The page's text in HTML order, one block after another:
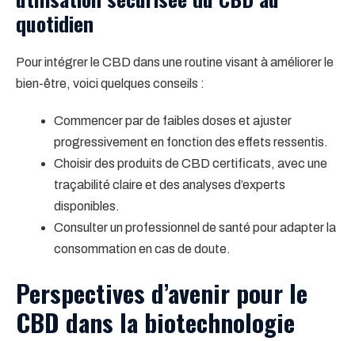
quotidien
Pour intégrer le CBD dans une routine visant à améliorer le
bien-être, voici quelques conseils :
Commencer par de faibles doses et ajuster
progressivement en fonction des effets ressentis.
Choisir des produits de CBD certificats, avec une
traçabilité claire et des analyses d’experts
disponibles.
Consulter un professionnel de santé pour adapter la
consommation en cas de doute.
Perspectives d’avenir pour le
CBD dans la biotechnologie